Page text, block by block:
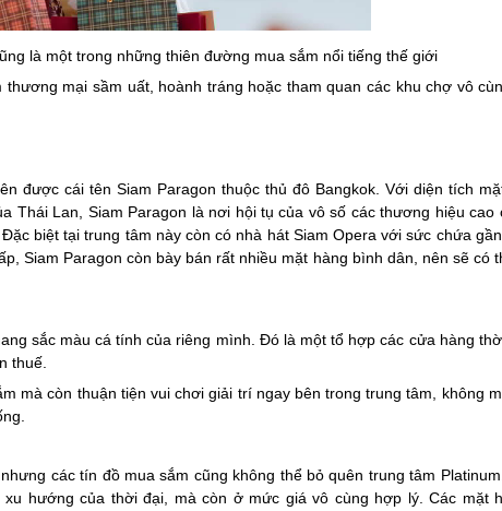
là một trong những thiên đường mua sắm nổi tiếng thế giới
mại sầm uất, hoành tráng hoặc tham quan các khu chợ vô
được cái tên Siam Paragon thuộc thủ đô Bangkok. Với diện tích
Thái Lan, Siam Paragon là nơi hội tụ của vô số các thương hiệu cao
biệt tại trung tâm này còn có nhà hát Siam Opera với sức chứa
Siam Paragon còn bày bán rất nhiều mặt hàng bình dân, nên sẽ có
sắc màu cá tính của riêng mình. Đó là một tổ hợp các cửa hàng
thuế.
mà còn thuận tiện vui chơi giải trí ngay bên trong trung tâm, không
các tín đồ mua sắm cũng không thể bỏ quên trung tâm
hướng của thời đại, mà còn ở mức giá vô cùng hợp lý. Các mặt